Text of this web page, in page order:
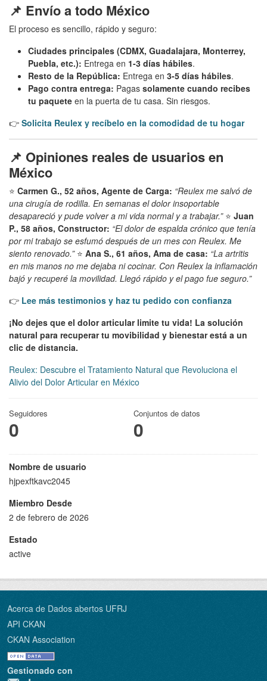
📌 Envío a todo México
El proceso es sencillo, rápido y seguro:
Ciudades principales (CDMX, Guadalajara, Monterrey,
Puebla, etc.): Entrega en 1-3 días hábiles.
Resto de la República: Entrega en 3-5 días hábiles.
Pago contra entrega: Pagas solamente cuando recibes
tu paquete en la puerta de tu casa. Sin riesgos.
👉 Solicita Reulex y recíbelo en la comodidad de tu hogar
📌 Opiniones reales de usuarios en
México
⭐ Carmen G., 52 años, Agente de Carga: “Reulex me salvó de
una cirugía de rodilla. En semanas el dolor insoportable
desapareció y pude volver a mi vida normal y a trabajar.”⭐ Juan
P., 58 años, Constructor: “El dolor de espalda crónico que tenía
por mi trabajo se esfumó después de un mes con Reulex. Me
siento renovado.”⭐ Ana S., 61 años, Ama de casa: “La artritis
en mis manos no me dejaba ni cocinar. Con Reulex la inflamación
bajó y recuperé la movilidad. Llegó rápido y el pago fue seguro.”
👉 Lee más testimonios y haz tu pedido con confianza
¡No dejes que el dolor articular limite tu vida! La solución
natural para recuperar tu movibilidad y bienestar está a un
clic de distancia.
Reulex: Descubre el Tratamiento Natural que Revoluciona el
Alivio del Dolor Articular en México
Seguidores
0
Conjuntos de datos
0
Nombre de usuario
hjpexftkavc2045
Miembro Desde
2 de febrero de 2026
Estado
active
Acerca de Dados abertos UFRJ
API CKAN
CKAN Association
Gestionado con